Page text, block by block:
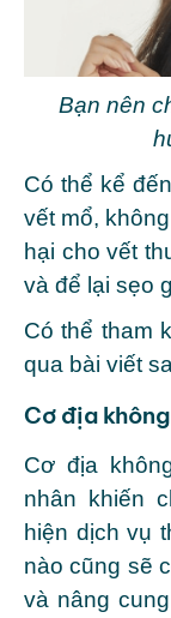
Bạn nên
Có thể kể
vết mổ,
hại cho vết
và để lại sẹo
Có thể tham
qua bài viết
Cơ địa
Cơ địa
nhân khiến
hiện dịch vụ
nào cũng sẽ
và nâng